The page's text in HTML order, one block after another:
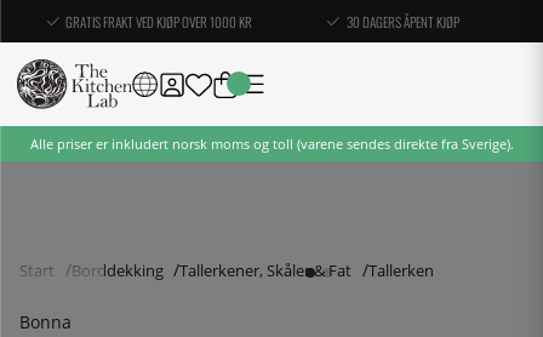
GRATIS FRAKT VED KJØP OVER 1000 KR 30 DAGERS ÅPENT KJØP
Alle priser er inkludert norsk moms og toll (varene sendes direkte fra Sverige).
Start Borddekking Tallerkener, Skåler & Fat Tallerken
Bonna